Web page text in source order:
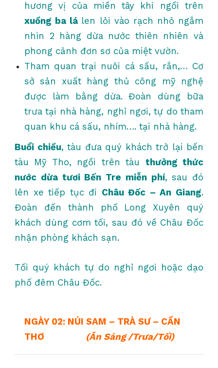
hương vị của miền tây khi ngồi trên
xuồng ba lá len lỏi vào rạch nhỏ ngắm
nhìn 2 hàng dừa nước thiên nhiên và
phong cảnh đơn sơ của miệt vườn.
Tham quan trại nuôi cá sấu, rắn,… Cơ
sở sản xuất hàng thủ công mỹ nghệ
được làm bằng dừa. Đoàn dùng bữa
trưa tại nhà hàng, nghỉ ngơi, tự do tham
quan khu cá sấu, nhím…. tại nhà hàng.
Buổi chiều, tàu đưa quý khách trở lại bến
tàu Mỹ Tho, ngồi trên tàu thưởng thức
nước dừa tươi Bến Tre miễn phí, sau đó
lên xe tiếp tục đi Châu Đốc – An Giang.
Đoàn đến thành phố Long Xuyên quý
khách dùng cơm tối, sau đó về Châu Đốc
nhận phòng khách sạn.
Tối quý khách tự do nghỉ ngơi hoặc dạo
phố đêm Châu Đốc.
NGÀY 02: NÚI SAM – TRÀ SƯ – CẦN
THƠ (Ăn Sáng /Trưa/Tối)